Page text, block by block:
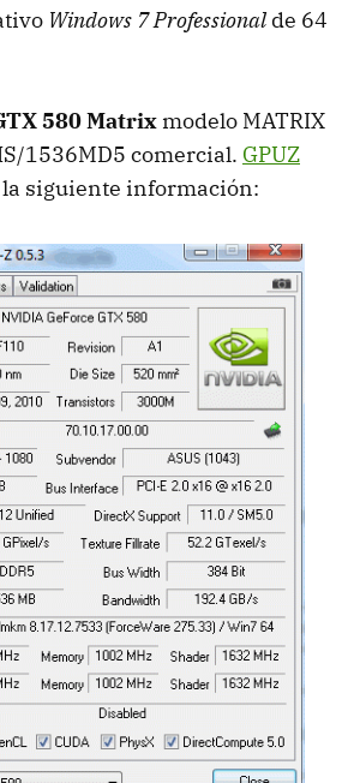
Windows 7 Professionalde 64
580 Matrix modelo MATRIX
1536MD5 comercial. GPUZ
siguiente información: